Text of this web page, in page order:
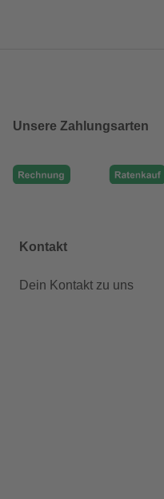
Unsere Zahlungsarten
Kontakt
Dein Kontakt zu uns